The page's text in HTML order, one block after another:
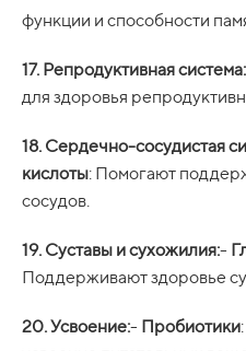
функции и способности
17. Репродуктивная система:
для здоровья
18. Сердечно-сосудистая
кислоты: Помогают
сосудов.
19. Суставы и сухожилия:-
Поддерживают здоровье
20. Усвоение:- Пробиотики